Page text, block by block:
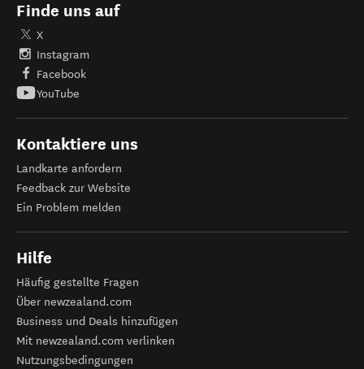
Finde uns auf
X
Instagram
Facebook
YouTube
Kontaktiere uns
Landkarte anfordern
Feedback zur Website
Ein Problem melden
Hilfe
Häufig gestellte Fragen
Über newzealand.com
Business und Deals hinzufügen
Mit newzealand.com verlinken
Nutzungsbedingungen